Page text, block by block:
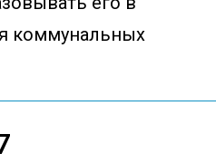
коммунальных